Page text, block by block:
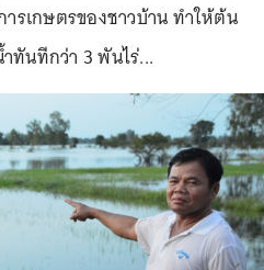
รเกษตรของชาวบ้าน ทำให้ต้น
ทันทีกว่า 3 พันไร่...